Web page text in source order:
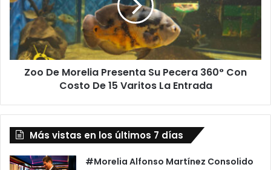
Su
Pecera
360°
Con
Costo
Zoo De Morelia Presenta Su Pecera 360° Con
Costo De 15 Varitos La Entrada
Más vistas en los últimos 7 días
#Morelia Alfonso Martínez Consolido